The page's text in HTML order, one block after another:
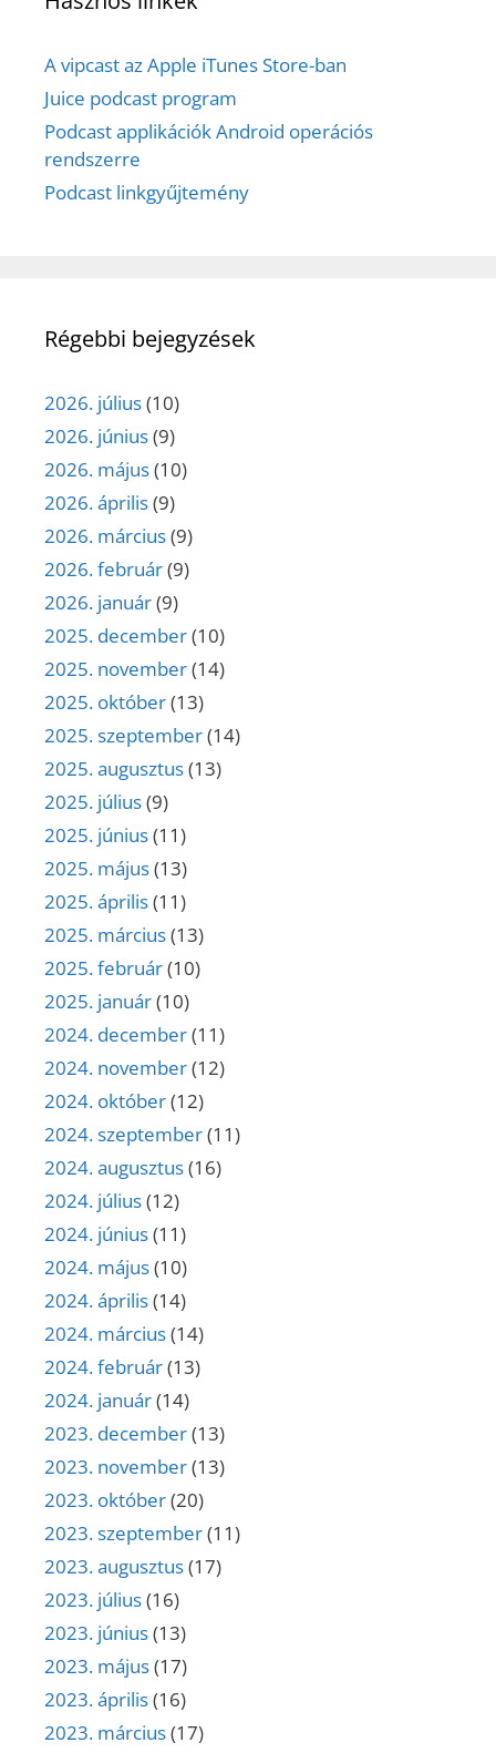
A vipcast az Apple iTunes Store-ban
Juice podcast program
Podcast applikációk Android operációs
rendszerre
Podcast linkgyűjtemény
Régebbi bejegyzések
2026. július(10)
2026. június(9)
2026. május(10)
2026. április(9)
2026. március(9)
2026. február(9)
2026. január(9)
2025. december(10)
2025. november(14)
2025. október(13)
2025. szeptember(14)
2025. augusztus(13)
2025. július(9)
2025. június(11)
2025. május(13)
2025. április(11)
2025. március(13)
2025. február(10)
2025. január(10)
2024. december(11)
2024. november(12)
2024. október(12)
2024. szeptember(11)
2024. augusztus(16)
2024. július(12)
2024. június(11)
2024. május(10)
2024. április(14)
2024. március(14)
2024. február(13)
2024. január(14)
2023. december(13)
2023. november(13)
2023. október(20)
2023. szeptember(11)
2023. augusztus(17)
2023. július(16)
2023. június(13)
2023. május(17)
2023. április(16)
2023. március(17)